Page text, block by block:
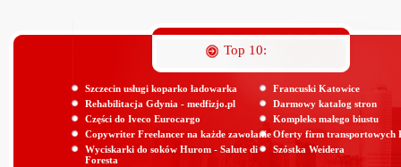
Top 10:
Szczecin usługi koparko ładowarka
Rehabilitacja Gdynia - medfizjo.pl
Części do Iveco Eurocargo
Copywriter Freelancer na każde zawołanie
Wyciskarki do soków Hurom - Salute di
Foresta
Francuski Katowice
Darmowy katalog stron
Kompleks małego biustu
Oferty firm transportowych
Szóstka Weidera